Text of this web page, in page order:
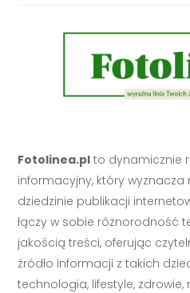
Fotolinea.pl to dynamicznie
informacyjny, który
dziedzinie publikacji
łączy w sobie różnorodność
jakością treści, oferując
źródło informacji z takich
technologia, lifestyle,